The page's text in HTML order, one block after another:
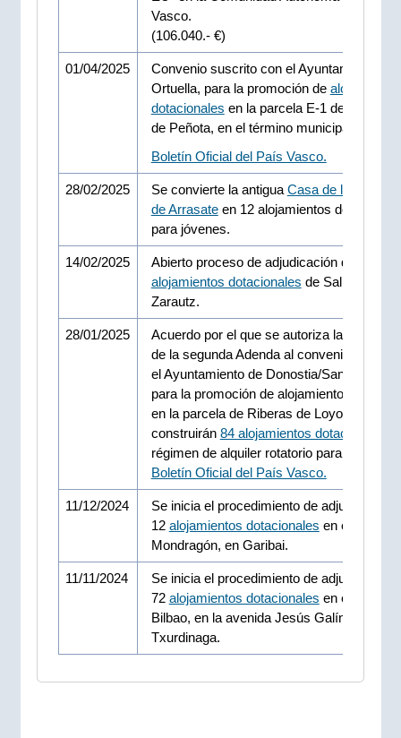
Vasco.
(106.040.- €)
01/04/2025
Convenio suscrito con el Ayuntamiento de
Ortuella, para la promoción de
dotacionales en la parcela E-1 del Sector
de Peñota, en el término municipal de
Boletín Oficial del País Vasco.
28/02/2025 Se convierte la antigua Casa de los
de Arrasateen 12 alojamientos
para jóvenes.
14/02/2025 Abierto proceso de adjudicación de
alojamientos dotacionales de Salberdin en
Zarautz.
28/01/2025
Acuerdo por el que se autoriza la
de la segunda Adenda al convenio
el Ayuntamiento de Donostia/San
para la promoción de alojamientos
en la parcela de Riberas de Loyola. Se
construirán 84 alojamientos dotacionales
régimen de alquiler rotatorio para jóvenes.
Boletín Oficial del País Vasco.
11/12/2024
Se inicia el procedimiento de adjudicación
12 alojamientos dotacionales en el
Mondragón, en Garibai.
11/11/2024
Se inicia el procedimiento de adjudicación
72 alojamientos dotacionales en el
Bilbao, en la avenida Jesús Galíndez de
Txurdinaga.